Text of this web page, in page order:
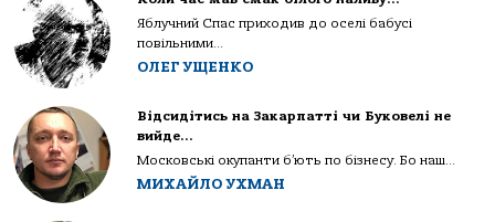
Яблучний Спас приходив до оселі бабусі
повільними...
ОЛЕГ УЩЕНКО
Відсидітись на Закарпатті чи Буковелі не
вийде…
Московські окупанти б’ють по бізнесу. Бо наш...
МИХАЙЛО УХМАН